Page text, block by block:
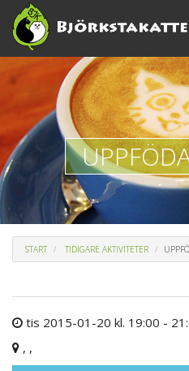
START TIDIGARE AKTIVITETER
tis 2015-01-20 kl. 19:00 -
, ,